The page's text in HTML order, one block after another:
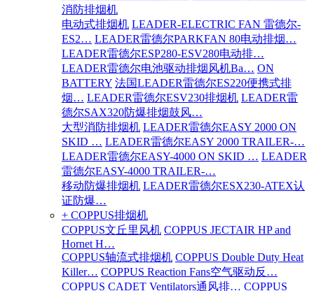
消防排烟机
电动式排烟机 LEADER-ELECTRIC FAN 雷德尔-
ES2… LEADER雷德尔PARKFAN 80电动排烟…
LEADER雷德尔ESP280-ESV280电动排…
LEADER雷德尔电池驱动排烟风机Ba… ON
BATTERY 法国LEADER雷德尔ES220便携式排
烟… LEADER雷德尔ESV230排烟机 LEADER雷
德尔SAX320防爆排烟鼓风…
大型消防排烟机 LEADER雷德尔EASY 2000 ON
SKID … LEADER雷德尔EASY 2000 TRAILER-…
LEADER雷德尔EASY-4000 ON SKID … LEADER
雷德尔EASY-4000 TRAILER-…
移动防爆排烟机 LEADER雷德尔ESX230-ATEX认
证防爆…
+ COPPUS排烟机
COPPUS文丘里风机 COPPUS JECTAIR HP and
Hornet H…
COPPUS轴流式排烟机 COPPUS Double Duty Heat
Killer… COPPUS Reaction Fans空气驱动反…
COPPUS CADET Ventilators通风排… COPPUS